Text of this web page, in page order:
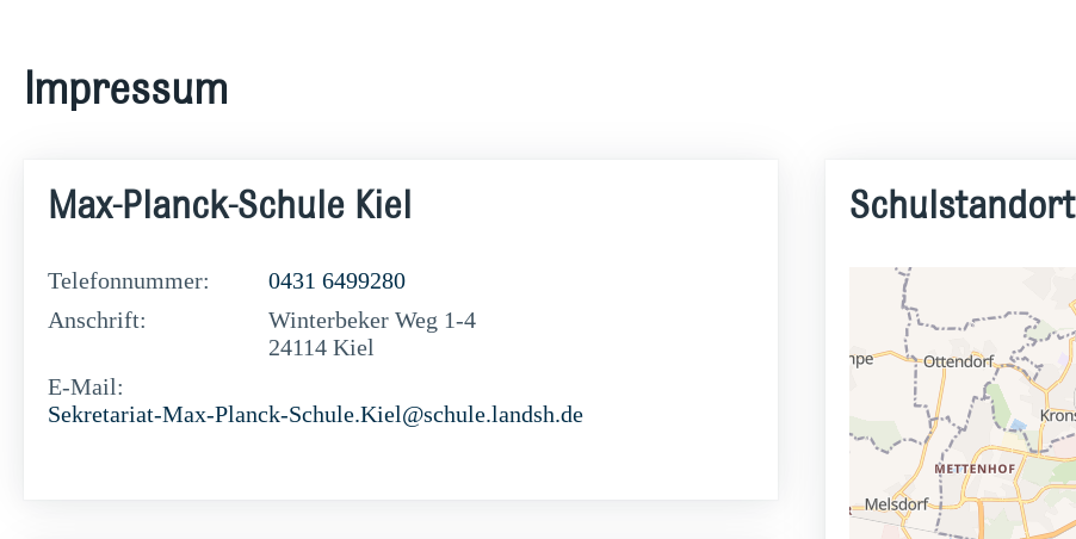
Impressum
Max-Planck-Schule Kiel
Telefonnummer:
0431 6499280
Anschrift:
Winterbeker Weg 1-4
24114 Kiel
E-Mail:
Sekretariat-Max-Planck-Schule.Kiel@schule.landsh.de
Schulstandort